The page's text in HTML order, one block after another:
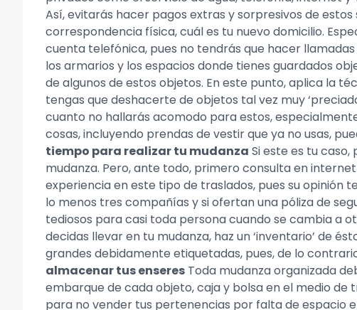
Así, evitarás hacer pagos extras y sorpresivos de
correspondencia física, cuál es tu nuevo domicilio.
cuenta telefónica, pues no tendrás que hacer
los armarios y los espacios donde tienes guardados
de algunos de estos objetos. En este punto, aplica la
tengas que deshacerte de objetos tal vez muy
cuanto no hallarás acomodo para estos,
cosas, incluyendo prendas de vestir que ya no usas,
tiempo para realizar tu mudanza Si este es tu
mudanza. Pero, ante todo, primero consulta en
experiencia en este tipo de traslados, pues su opinión
lo menos tres compañías y si ofertan una póliza de
tediosos para casi toda persona cuando se cambia a
decidas llevar en tu mudanza, haz un ‘inventario’ de
grandes debidamente etiquetadas, pues, de lo
almacenar tus enseres Toda mudanza organizada
embarque de cada objeto, caja y bolsa en el medio
para no vender tus pertenencias por falta de espacio